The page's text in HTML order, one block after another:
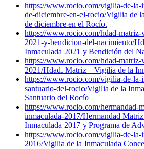
https://www.rocio.com/vigilia-de-la-
de-diciembre-en-el-rocio/Vigilia de
de diciembre en el Rocío.
https://www.rocio.com/hdad-
2021-y-bendicion-del-nacimiento/
Inmaculada 2021 y Bendición del
https://www.rocio.com/hdad-
2021/Hdad. Matriz – Vigilia de la
https://www.rocio.com/vigilia-de-la-
santuario-del-rocio/Vigilia de la
Santuario del Rocío
https://www.rocio.com/hermandad-
inmaculada-2017/Hermandad
Inmaculada 2017 y Programa de
https://www.rocio.com/vigilia-de-la-
2016/Vigilia de la Inmaculada